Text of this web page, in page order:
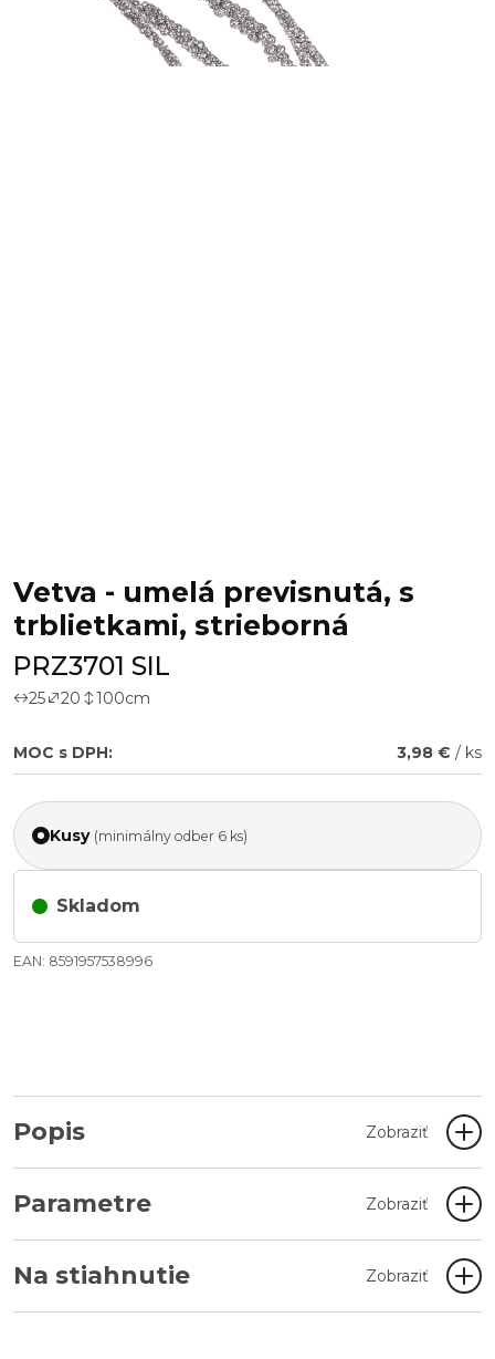
Vetva - umelá previsnutá, s
trblietkami, strieborná
PRZ3701 SIL
25 20 100cm
MOC s DPH: 3,98 € / ks
Kusy (minimálny odber 6 ks)
Skladom
EAN: 8591957538996
Popis Zobraziť
Parametre Zobraziť
Na stiahnutie Zobraziť